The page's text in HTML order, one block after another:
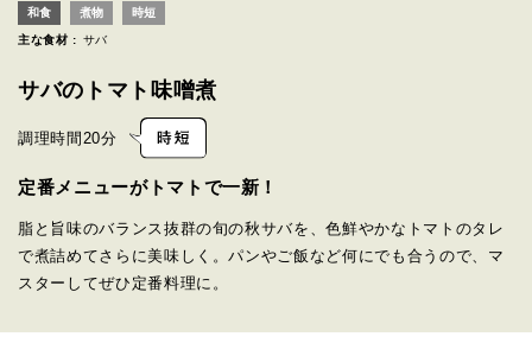
和食 煮物 時短
主な食材 : サバ
サバのトマト味噌煮
調理時間 20分
定番メニューがトマトで一新！
脂と旨味のバランス抜群の旬の秋サバを、色鮮やかなトマトのタレ
で煮詰めてさらに美味しく。パンやご飯など何にでも合うので、マ
スターしてぜひ定番料理に。